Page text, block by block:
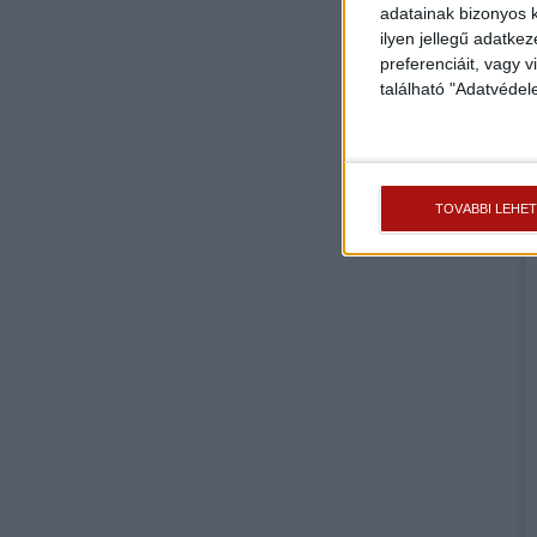
adatainak bizonyos
ilyen jellegű
preferenciáit, vagy
található
TOVÁBBI